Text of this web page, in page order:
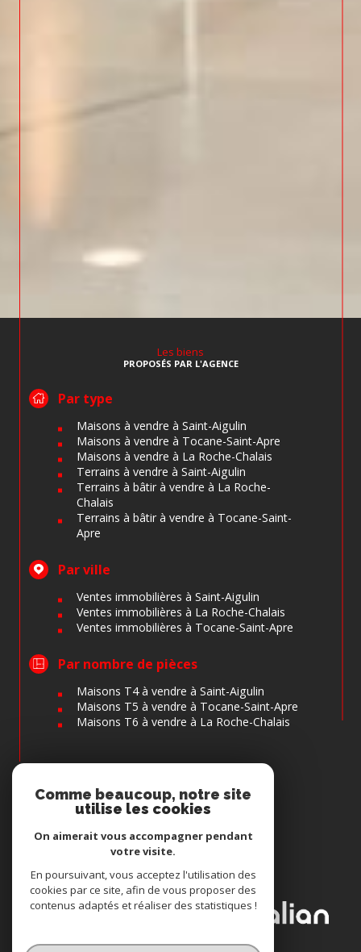
Les biens
PROPOSÉS PAR L'AGENCE
Par type
Maisons à vendre à Saint-Aigulin
Maisons à vendre à Tocane-Saint-Apre
Maisons à vendre à La Roche-Chalais
Terrains à vendre à Saint-Aigulin
Terrains à bâtir à vendre à La Roche-
Chalais
Terrains à bâtir à vendre à Tocane-Saint-
Apre
Par ville
Ventes immobilières à Saint-Aigulin
Ventes immobilières à La Roche-Chalais
Ventes immobilières à Tocane-Saint-Apre
Par nombre de pièces
Maisons T4 à vendre à Saint-Aigulin
Maisons T5 à vendre à Tocane-Saint-Apre
Maisons T6 à vendre à La Roche-Chalais
Espace
PROPRIÉTAIRE
Se connecter
Nous
ADHÉRONS
Comme beaucoup, notre site
utilise les cookies
On aimerait vous accompagner pendant
votre visite.
En poursuivant, vous acceptez l'utilisation des
cookies par ce site, afin de vous proposer des
contenus adaptés et réaliser des statistiques !